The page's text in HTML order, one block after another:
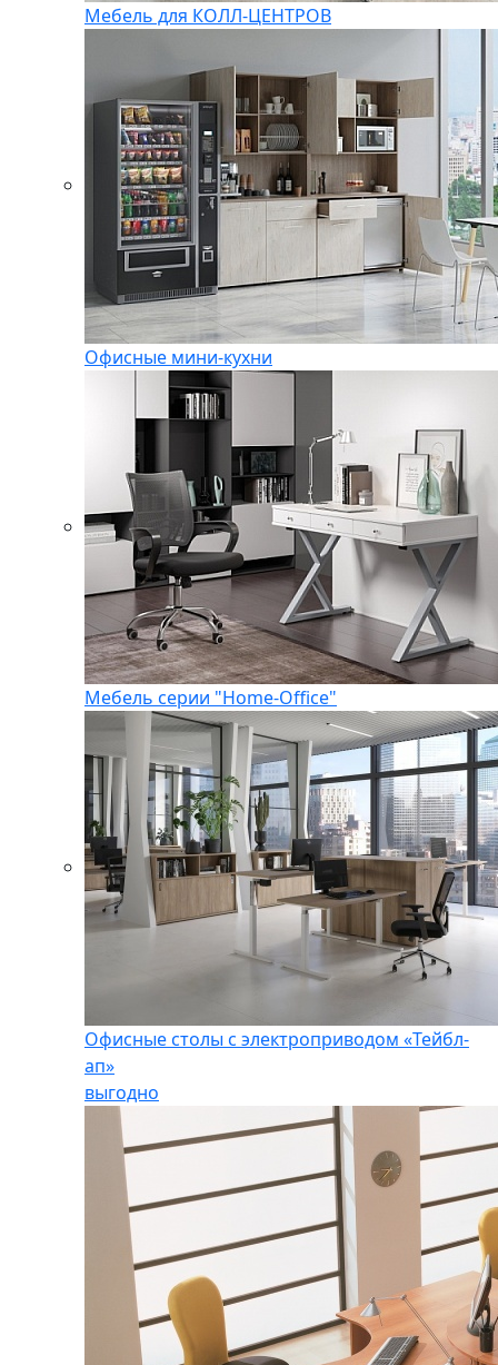
Мебель для КОЛЛ-ЦЕНТРОВ
Офисные мини-кухни
Мебель серии "Home-Office"
Офисные столы с электроприводом «Тейбл-
ап»
выгодно